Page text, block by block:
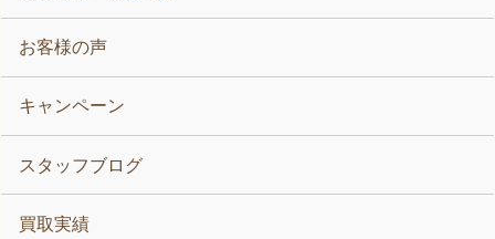
お客様の声
キャンペーン
スタッフブログ
買取実績